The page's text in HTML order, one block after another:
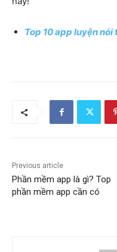
Top 10 app luyện
Previous article
Phần mềm app là gì? Top
phần mềm app cần có